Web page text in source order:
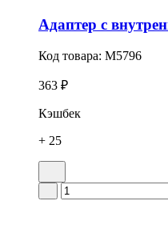
Адаптер с
Код товара: M5796
363 ₽
Кэшбек
+ 25